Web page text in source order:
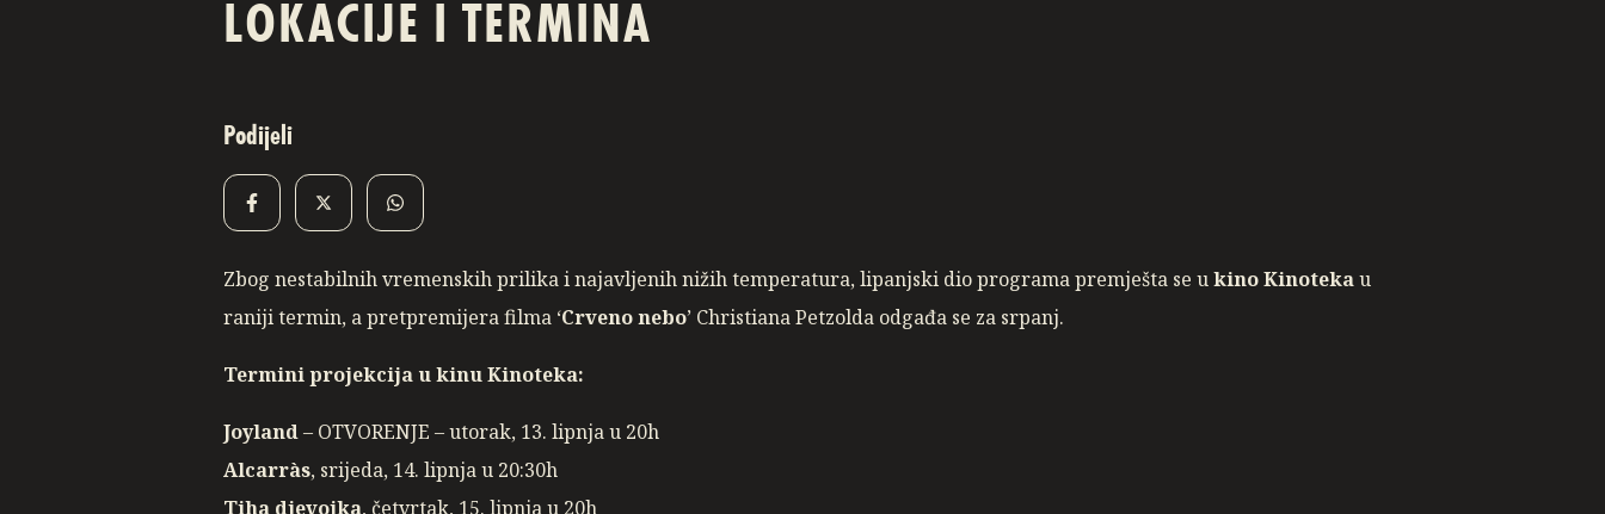
LOKACIJE I TERMINA
Podijeli
Zbog nestabilnih vremenskih prilika i najavljenih nižih temperatura, lipanjski dio programa premješta se ukino Kinotekau
raniji termin, a pretpremijera filma ‘Crveno nebo’ Christiana Petzolda odgađa se za srpanj.
Termini projekcija u kinu Kinoteka:
Joyland– OTVORENJE – utorak, 13. lipnja u 20h
Alcarràs, srijeda, 14. lipnja u 20:30h
Tiha djevojka, četvrtak, 15. lipnja u 20h